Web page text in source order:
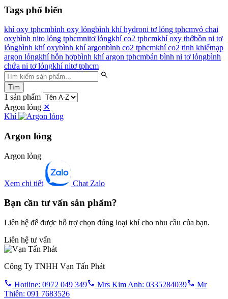
Tags phổ biến
khí oxy tphcmbình oxy lỏngbình khí hydroni tơ lỏng tphcmvỏ chai
oxybình nito lỏng tphcmnitơ lỏngkhí co2 tphcmkhí oxy thởbồn ni tơ
lỏngbình khí oxybình khí argonbình co2 tphcmkhí co2 tinh khiếtnạp
argon lỏngkhí hỗn hợpbình khí argon tphcmbán bình ni tơ lỏngbình
chứa ni tơ lỏngkhí nitơ tphcm
Tìm
1 sản phẩm
Argon lỏng ✕
Khí
Argon lỏng
Argon lỏng
Xem chi tiết Chat Zalo
Bạn cần tư vấn sản phẩm?
Liên hệ để được hỗ trợ chọn đúng loại khí cho nhu cầu của bạn.
Liên hệ tư vấn
Công Ty TNHH Vạn Tấn Phát
Hotline: 0972 049 349 Mrs Kim Anh: 0335284039
Mr
Thiên: 091 7683526